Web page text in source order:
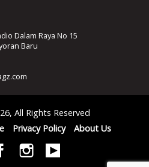
Dalam Raya No 15
Baru
All Rights Reserved
Privacy Policy About Us